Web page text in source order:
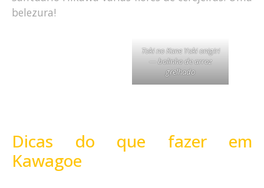
belezura!
Toki no Kane Yaki onigiri
— bolinho de arroz
grelhado
Dicas do que fazer em
Kawagoe